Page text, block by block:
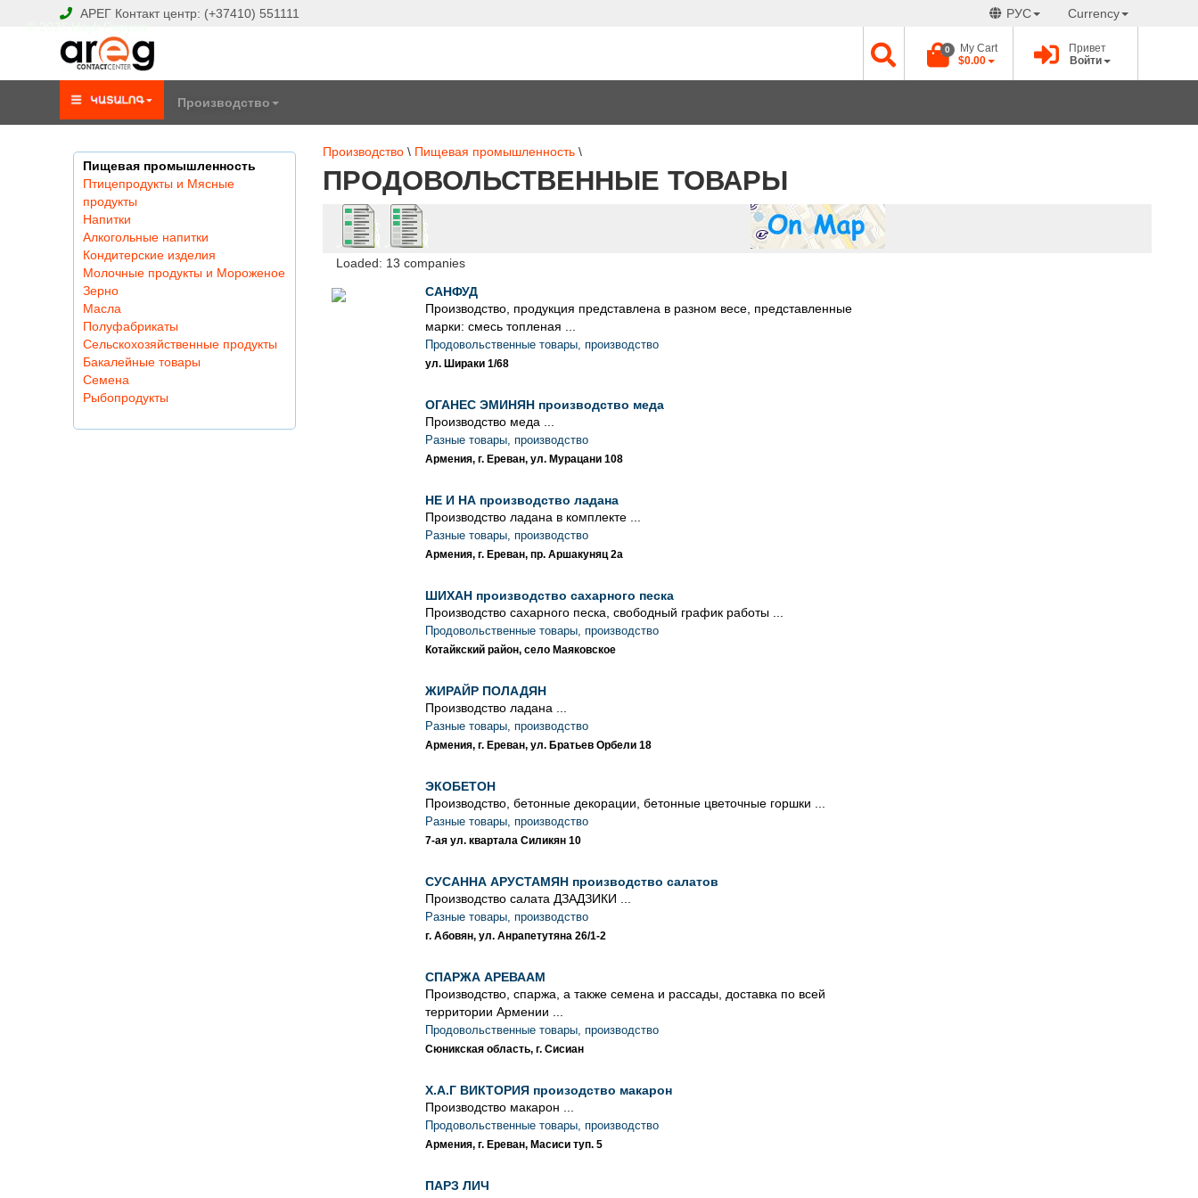
АРЕГ Контакт центр: (+37410) 551111 РУС Currency
My Cart
0
$0.00
Привет
Войти
Производство
Пищевая промышленность
Птицепродукты и Мясные
продукты
Напитки
Алкогольные напитки
Кондитерские изделия
Молочные продукты и Мороженое
Зерно
Масла
Полуфабрикаты
Сельскохозяйственные продукты
Бакалейные товары
Семена
Рыбопродукты
Производство \ Пищевая промышленность \
ПРОДОВОЛЬСТВЕННЫЕ ТОВАРЫ
Loaded: 13 companies
САНФУД
Производство, продукция представлена ​​в разном весе, представленные
марки: смесь топленая ...
Продовольственные товары, производство
ул. Шираки 1/68
ОГАНЕС ЭМИНЯН производство меда
Производство меда ...
Разные товары, производство
Армения, г. Ереван, ул. Мурацани 108
НЕ И НА производство ладана
Производство ладана в комплекте ...
Разные товары, производство
Армения, г. Ереван, пр. Аршакуняц 2а
ШИХАН производство сахарного песка
Производство сахарного песка, свободный график работы ...
Продовольственные товары, производство
Котайкский район, село Маяковское
ЖИРАЙР ПОЛАДЯН
Производство ладана ...
Разные товары, производство
Армения, г. Ереван, ул. Братьев Орбели 18
ЭКОБЕТОН
Производство, бетонные декорации, бетонные цветочные горшки ...
Разные товары, производство
7-ая ул. квартала Силикян 10
СУСАННА АРУСТАМЯН производство салатов
Производство салата ДЗАДЗИКИ ...
Разные товары, производство
г. Абовян, ул. Анрапетутяна 26/1-2
СПАРЖА АРЕВААМ
Производство, спаржа, а также семена и рассады, доставка по всей
территории Армении ...
Продовольственные товары, производство
Сюникская область, г. Сисиан
Х.А.Г ВИКТОРИЯ произодство макарон
Производство макарон ...
Продовольственные товары, производство
Армения, г. Ереван, Масиси туп. 5
ПАРЗ ЛИЧ